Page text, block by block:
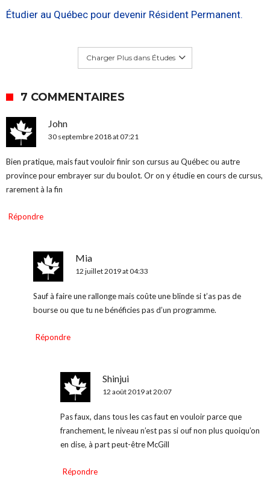
Étudier au Québec pour devenir Résident Permanent.
Charger Plus dans Études
7 COMMENTAIRES
John
30 septembre 2018 at 07:21
Bien pratique, mais faut vouloir finir son cursus au Québec ou autre
province pour embrayer sur du boulot. Or on y étudie en cours de cursus,
rarement à la fin
Répondre
Mia
12 juillet 2019 at 04:33
Sauf à faire une rallonge mais coûte une blinde si t’as pas de
bourse ou que tu ne bénéficies pas d’un programme.
Répondre
Shinjui
12 août 2019 at 20:07
Pas faux, dans tous les cas faut en vouloir parce que
franchement, le niveau n’est pas si ouf non plus quoiqu’on
en dise, à part peut-être McGill
Répondre